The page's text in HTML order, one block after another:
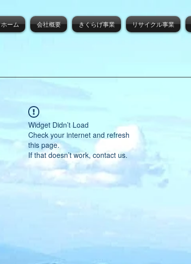
ホーム 会社概要 きくらげ事業 リサイクル事業
Widget Didn’t Load
Check your internet and refresh
this page.
If that doesn’t work, contact us.